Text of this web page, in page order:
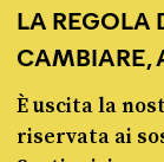
LA REGOLA
CAMBIARE,
È uscita la
riservata ai